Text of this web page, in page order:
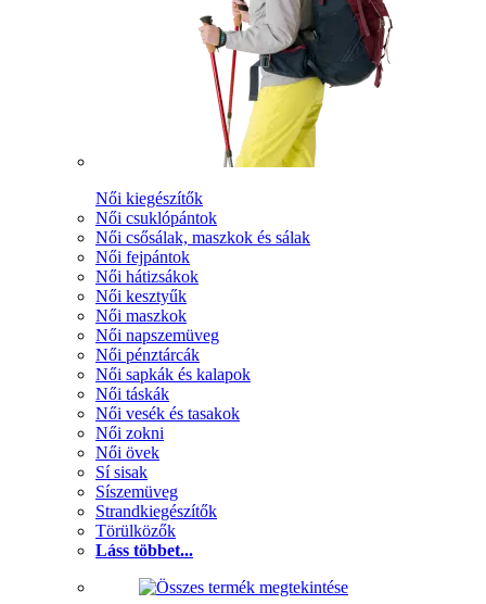
Női kiegészítők
Női csuklópántok
Női csősálak, maszkok és sálak
Női fejpántok
Női hátizsákok
Női kesztyűk
Női maszkok
Női napszemüveg
Női pénztárcák
Női sapkák és kalapok
Női táskák
Női vesék és tasakok
Női zokni
Női övek
Sí sisak
Síszemüveg
Strandkiegészítők
Törülközők
Láss többet...